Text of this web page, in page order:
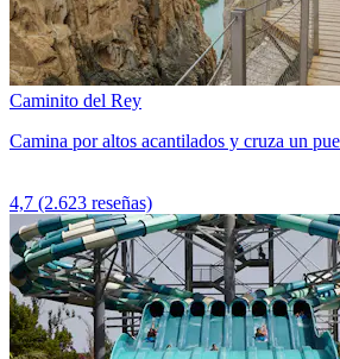
Caminito del Rey
Camina por altos acantilados y cruza un
4,7 (2.623 reseñas)